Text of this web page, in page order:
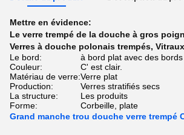
Mettre en évidence:
Le verre trempé de la douche à gros
Verres à douche polonais trempés,
Le bord:
à bord plat avec des
Couleur:
C' est clair.
Matériau de verre:Verre plat
Production:
Verres stratifiés secs
La structure:
Les produits
Forme:
Corbeille, plate
Grand manche trou douche verre trempé